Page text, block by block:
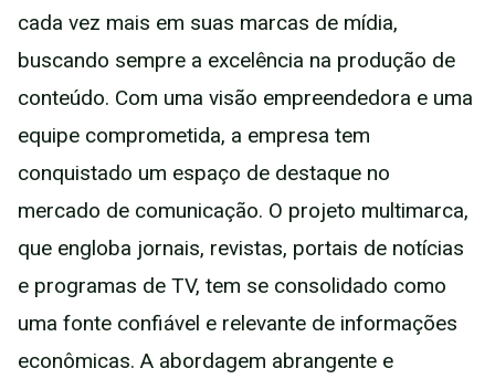
cada vez mais em suas marcas de mídia,
buscando sempre a excelência na produção de
conteúdo. Com uma visão empreendedora e uma
equipe comprometida, a empresa tem
conquistado um espaço de destaque no
mercado de comunicação. O projeto multimarca,
que engloba jornais, revistas, portais de notícias
e programas de TV, tem se consolidado como
uma fonte confiável e relevante de informações
econômicas. A abordagem abrangente e